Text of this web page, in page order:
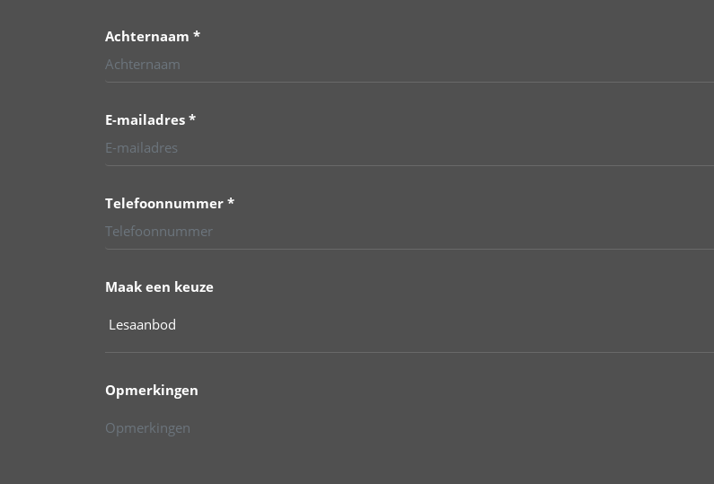
Achternaam *
E-mailadres *
Telefoonnummer *
Maak een keuze
Opmerkingen